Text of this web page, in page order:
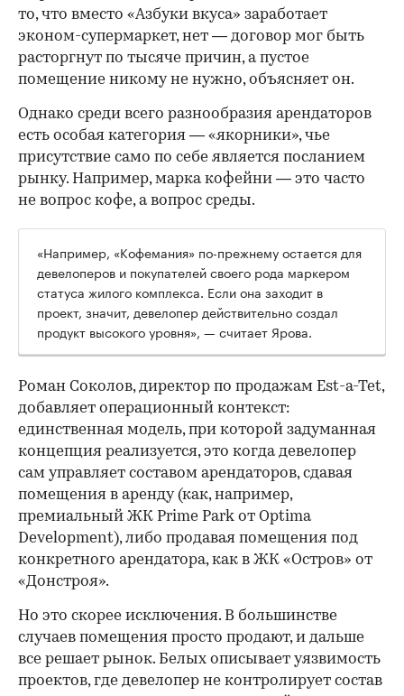
то, что вместо «Азбуки вкуса» заработает
эконом-супермаркет, нет — договор мог быть
расторгнут по тысяче причин, а пустое
помещение никому не нужно, объясняет он.
Однако среди всего разнообразия арендаторов
есть особая категория — «якорники», чье
присутствие само по себе является посланием
рынку. Например, марка кофейни — это часто
не вопрос кофе, а вопрос среды.
«Например, «Кофемания» по-прежнему остается для
девелоперов и покупателей своего рода маркером
статуса жилого комплекса. Если она заходит в
проект, значит, девелопер действительно создал
продукт высокого уровня», — считает Ярова.
Роман Соколов, директор по продажам Est-a-Tet,
добавляет операционный контекст:
единственная модель, при которой задуманная
концепция реализуется, это когда девелопер
сам управляет составом арендаторов, сдавая
помещения в аренду (как, например,
премиальный ЖК Prime Park от Optima
Development), либо продавая помещения под
конкретного арендатора, как в ЖК «Остров» от
«Донстроя».
Но это скорее исключения. В большинстве
случаев помещения просто продают, и дальше
все решает рынок. Белых описывает уязвимость
проектов, где девелопер не контролирует состав